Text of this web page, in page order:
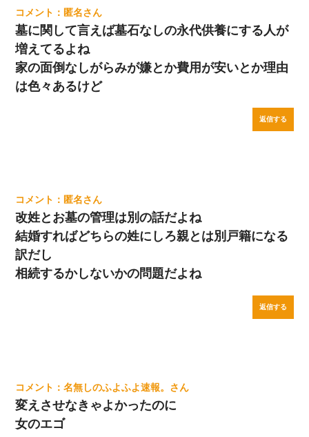
匿名
墓に関して言えば墓石なしの永代供養にする人が
増えてるよね
家の面倒なしがらみが嫌とか費用が安いとか理由
は色々あるけど
返信する
匿名
改姓とお墓の管理は別の話だよね
結婚すればどちらの姓にしろ親とは別戸籍になる
訳だし
相続するかしないかの問題だよね
返信する
名無しのふよふよ速報。
変えさせなきゃよかったのに
女のエゴ